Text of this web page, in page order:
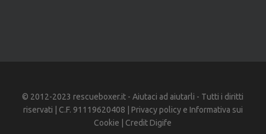
© 2012-2023 rescueboxer.it - Aiutaci ad aiutarli - Tutti i diritti
riservati | C.F. 91119620408 | Privacy policye Informativa sui
Cookie | Credit Digife